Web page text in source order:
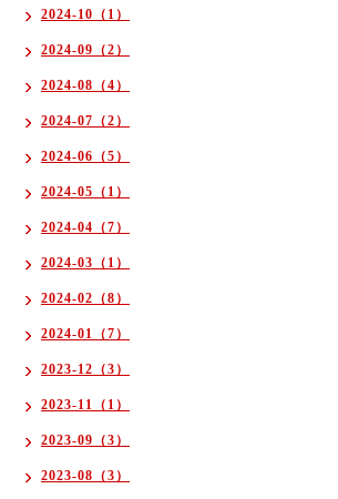
2024-10（1）
2024-09（2）
2024-08（4）
2024-07（2）
2024-06（5）
2024-05（1）
2024-04（7）
2024-03（1）
2024-02（8）
2024-01（7）
2023-12（3）
2023-11（1）
2023-09（3）
2023-08（3）